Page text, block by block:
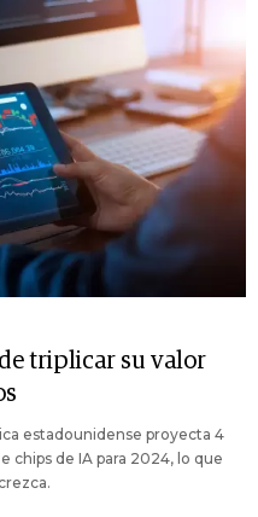
triplicar su valor
estadounidense proyecta 4
chips de IA para 2024, lo que